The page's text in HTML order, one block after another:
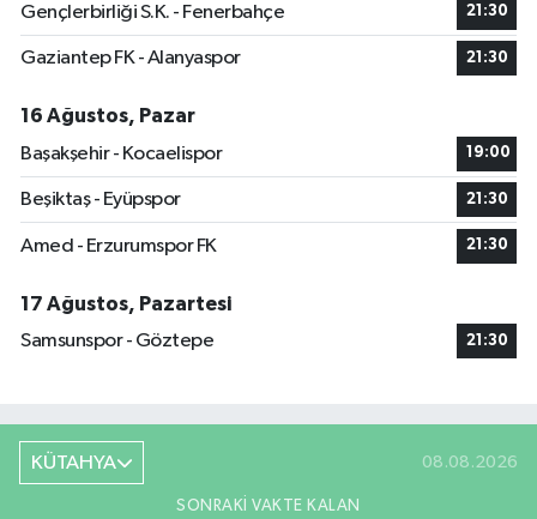
Gençlerbirliği S.K. - Fenerbahçe 21:30
Gaziantep FK - Alanyaspor 21:30
16 Ağustos, Pazar
Başakşehir - Kocaelispor
19:00
Beşiktaş - Eyüpspor 21:30
Amed - Erzurumspor FK 21:30
17 Ağustos, Pazartesi
Samsunspor - Göztepe
21:30
KÜTAHYA 08.08.2026
SONRAKI VAKTE KALAN